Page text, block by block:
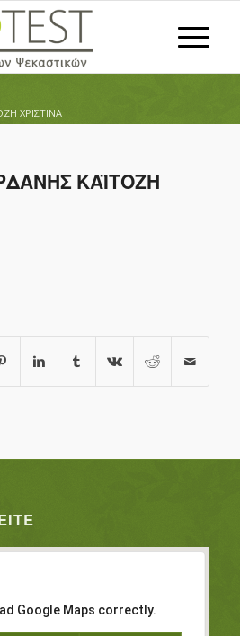
ΧΡΙΣΤΙΝΑ
ΚΑΪΤΟΖΗ
Google Maps correctly.